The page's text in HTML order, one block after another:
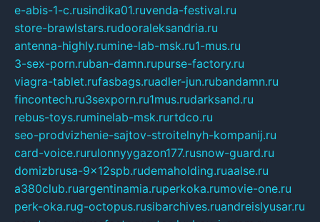
e-abis-1-c.rusindika01.ruvenda-festival.ru
store-brawlstars.rudooraleksandria.ru
antenna-highly.rumine-lab-msk.ru1-mus.ru
3-sex-porn.ruban-damn.rupurse-factory.ru
viagra-tablet.rufasbags.ruadler-jun.rubandamn.ru
fincontech.ru3sexporn.ru1mus.rudarksand.ru
rebus-toys.ruminelab-msk.rurtdco.ru
seo-prodvizhenie-sajtov-stroitelnyh-kompanij.ru
card-voice.rurulonnyygazon177.rusnow-guard.ru
domizbrusa-9x12spb.rudemaholding.ruaalse.ru
a380club.ruargentinamia.ruperkoka.rumovie-one.ru
perk-oka.rug-octopus.rusibarchives.ruandreislyusar.ru